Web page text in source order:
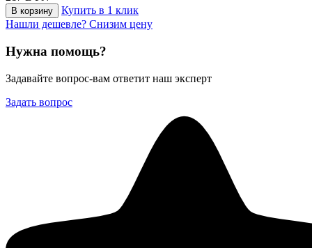
В корзину
Купить в 1 клик
Нашли дешевле? Снизим цену
Нужна помощь?
Задавайте вопрос-вам ответит наш эксперт
Задать вопрос